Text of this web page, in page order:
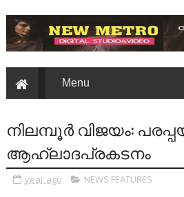
നിലമ്പൂർ വിജയം:
ആഹ്ലാദപ്രകടനം
year ago NEWS FEATURES